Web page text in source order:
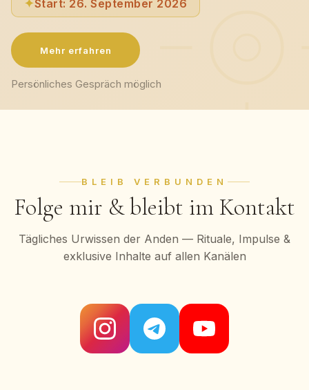
✦Start: 26. September 2026
Mehr erfahren
Persönliches Gespräch möglich
BLEIB VERBUNDEN
Folge mir & bleibt im Kontakt
Tägliches Urwissen der Anden — Rituale, Impulse &
exklusive Inhalte auf allen Kanälen